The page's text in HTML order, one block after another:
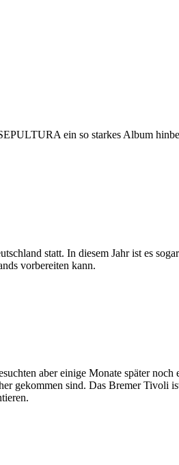
ein so starkes Album
statt. In diesem Jahr ist es
vorbereiten kann.
aber einige Monate später noch
gekommen sind. Das Bremer Tivoli